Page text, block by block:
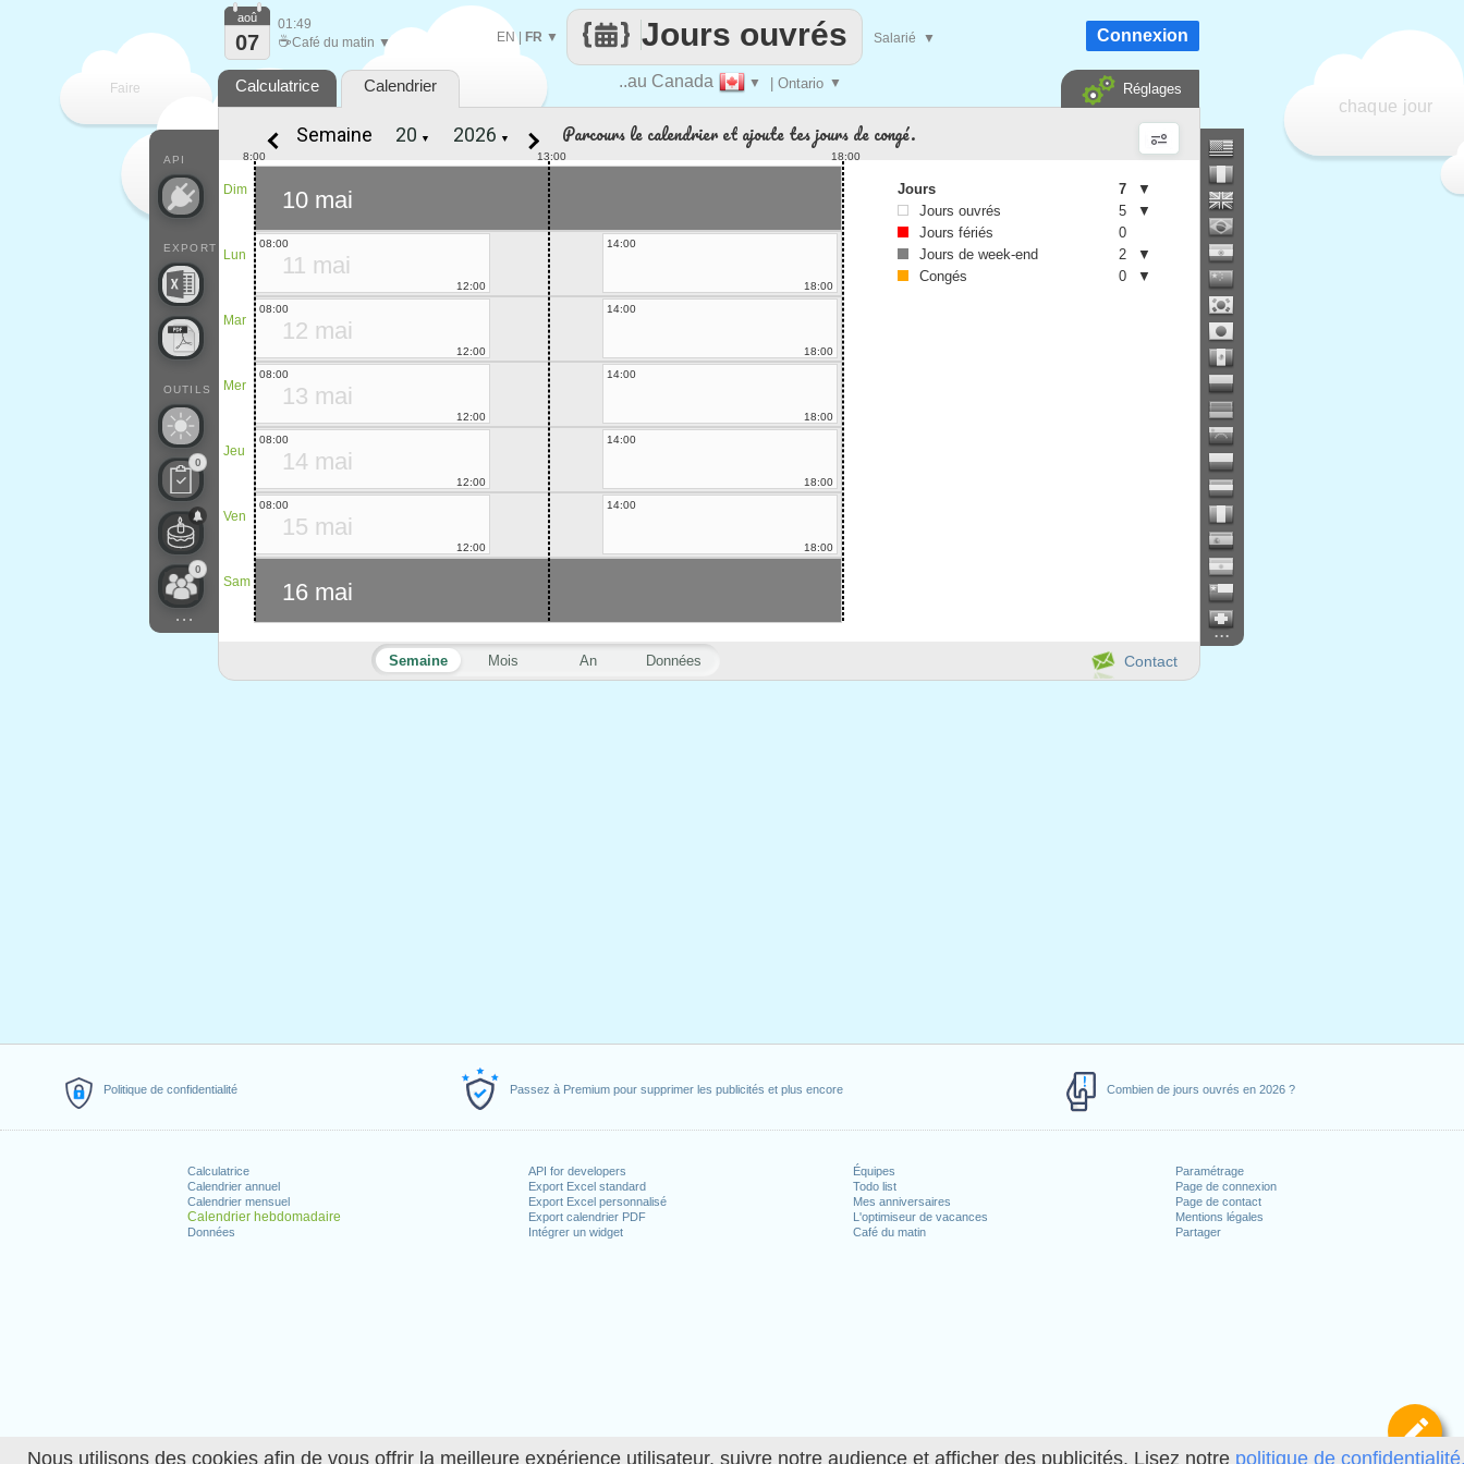
Nous utilisons des cookies afin de vous offrir la meilleure expérience utilisateur, suivre notre audience et afficher des publicités. Lisez notre politique de
Politique de confidentialité Passez à Premium pour supprimer les publicités et plus encore Combien de jours ouvrés en 2026 ?
Calculatrice
Calendrier annuel
Calendrier mensuel
Calendrier hebdomadaire
Données
API for developers
Export Excel standard
Export Excel personnalisé
Export calendrier PDF
Intégrer un widget
Équipes
Todo list
Mes anniversaires
L'optimiseur de vacances
Café du matin
Paramétrage
Page de connexion
Page de contact
Mentions légales
Partager
Faire
que
chaque jour
..au Canada ▼ | Ontario ▼
Jours ouvrés
EN| FR ▼ Salarié ▼
API
EXPORT
OUTILS
0
0
...
aoû
07
01:49
☕Café du matin ▼ Connexion
Calculatrice Calendrier Réglages
...
Contact
Semaine Mois An Données
Semaine ▼ ▼ Parcours le calendrier et ajoute tes jours de congé.
Dim
Lun
Mar
Mer
Jeu
Ven
Sam
13:00
8:00 18:00
10 mai
11 mai
08:00
12:00
14:00
18:00
12 mai
08:00
12:00
14:00
18:00
13 mai
08:00
12:00
14:00
18:00
14 mai
08:00
12:00
14:00
18:00
15 mai
08:00
12:00
14:00
18:00
16 mai
Jours 7
▼
Jours ouvrés
5
▼
Jours fériés
0
Jours de week-end
2
▼
Congés
0 ▼